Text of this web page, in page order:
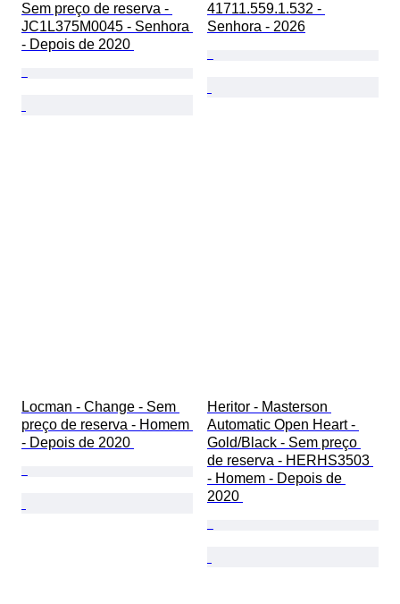
Sem preço de reserva -
JC1L375M0045 - Senhora
- Depois de 2020
41711.559.1.532 -
Senhora - 2026
Locman - Change - Sem
preço de reserva - Homem
- Depois de 2020
Heritor - Masterson
Automatic Open Heart -
Gold/Black - Sem preço
de reserva - HERHS3503
- Homem - Depois de
2020